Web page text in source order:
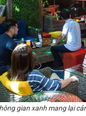
gian xanh mang lại